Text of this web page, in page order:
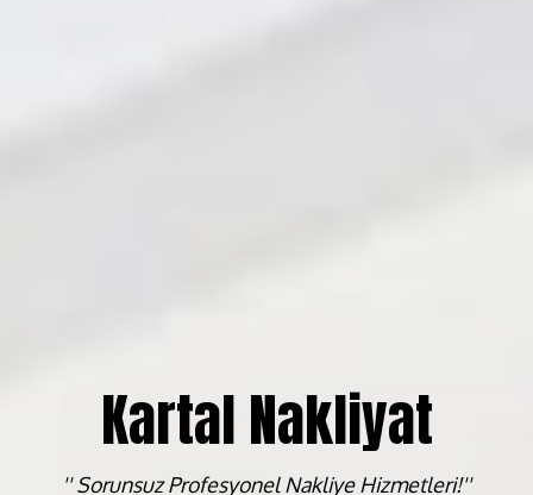
Kartal Nakliyat
'' Sorunsuz Profesyonel Nakliye Hizmetleri!''